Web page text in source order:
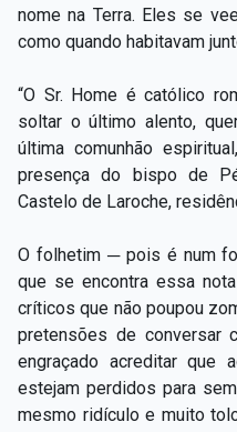
nome na Terra. Eles se
como quando habitavam
“O Sr. Home é católico
soltar o último alento,
última comunhão
presença do bispo de
Castelo de Laroche,
O folhetim ─ pois é num
que se encontra essa
críticos que não poupou
pretensões de conversar
engraçado acreditar que
estejam perdidos para
mesmo ridículo e muito